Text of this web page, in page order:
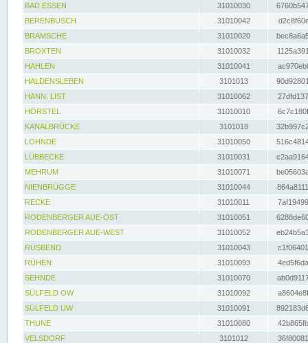
BAD ESSEN
31010030
BERENBUSCH
31010042
BRAMSCHE
31010020
BROXTEN
31010032
HAHLEN
31010041
HALDENSLEBEN
3101013
HANN. LIST
31010062
HÖRSTEL
31010010
KANALBRÜCKE
3101018
LOHNDE
31010050
LÜBBECKE
31010031
MEHRUM
31010071
NIENBRÜGGE
31010044
RECKE
31010011
RODENBERGER AUE-OST
31010051
RODENBERGER AUE-WEST
31010052
RUSBEND
31010043
RÜHEN
31010093
SEHNDE
31010070
SÜLFELD OW
31010092
SÜLFELD UW
31010091
THUNE
31010080
VELSDORF
3101012